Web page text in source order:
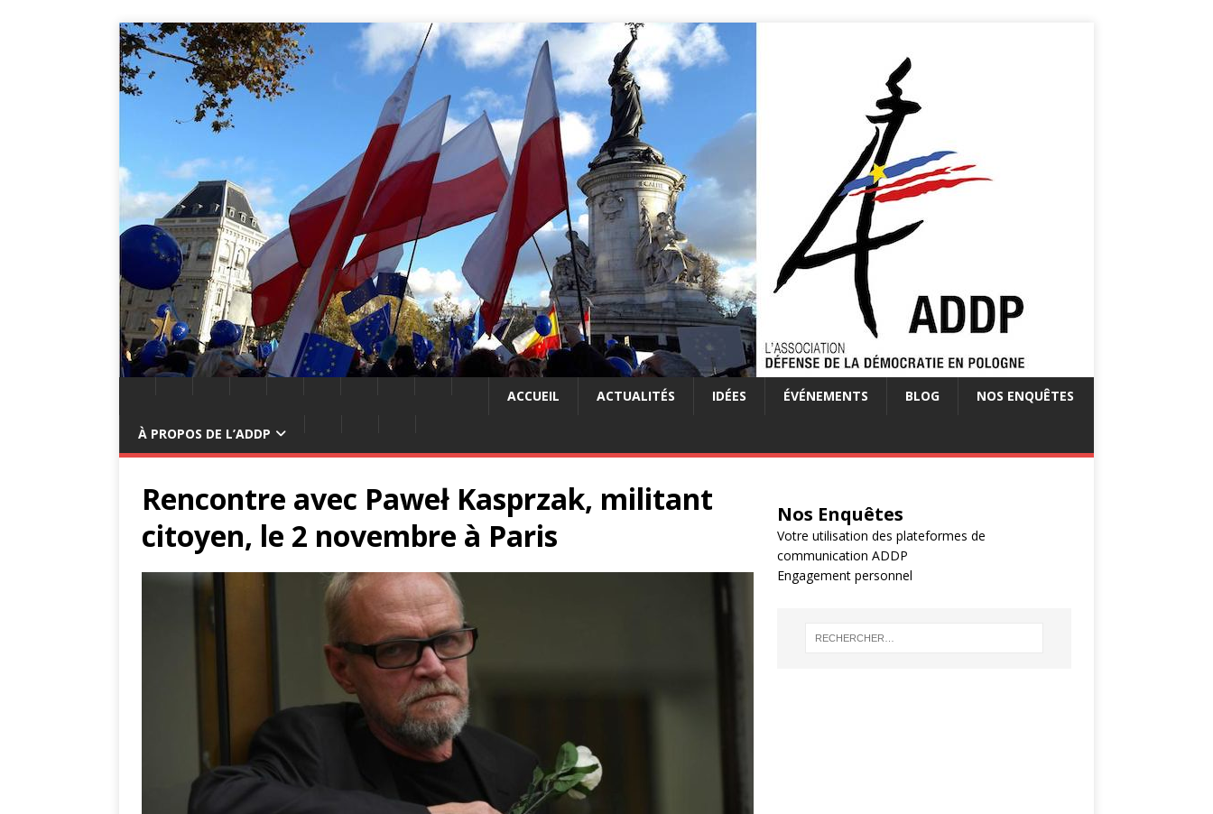
ACCUEIL ACTUALITÉS IDÉES ÉVÉNEMENTS BLOG NOS ENQUÊTES
À PROPOS DE L’ADDP
Rencontre avec Paweł Kasprzak, militant
citoyen, le 2 novembre à Paris
Nos Enquêtes
Votre utilisation des plateformes de
communication ADDP
Engagement personnel